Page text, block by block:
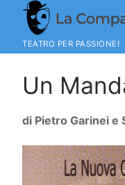
contenuto
TEATRO PER PASSIONE!
Un
di Pietro Garinei e